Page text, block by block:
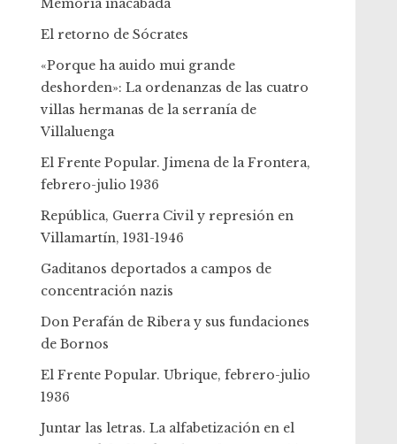
Memoria inacabada
El retorno de Sócrates
«Porque ha auido mui grande
deshorden»: La ordenanzas de las cuatro
villas hermanas de la serranía de
Villaluenga
El Frente Popular. Jimena de la Frontera,
febrero-julio 1936
República, Guerra Civil y represión en
Villamartín, 1931-1946
Gaditanos deportados a campos de
concentración nazis
Don Perafán de Ribera y sus fundaciones
de Bornos
El Frente Popular. Ubrique, febrero-julio
1936
Juntar las letras. La alfabetización en el